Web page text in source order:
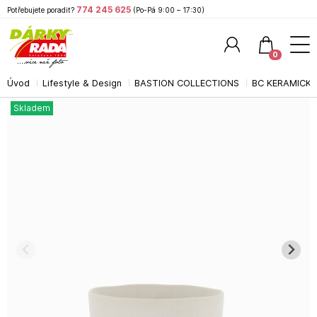
Úvod Lifestyle & Design BASTION COLLECTIONS BC
Skladem
Potřebujete poradit? 774 245 625 (Po-Pá 9:00 – 17:30)
0